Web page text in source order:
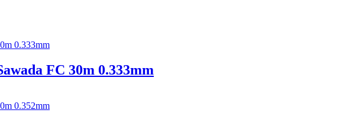
FC 30m 0.333mm